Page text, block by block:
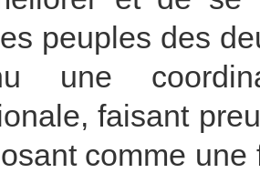
peuples des
une
faisant
comme